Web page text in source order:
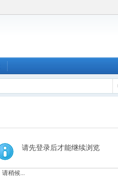
请先登录后才能继续浏览
请稍候...